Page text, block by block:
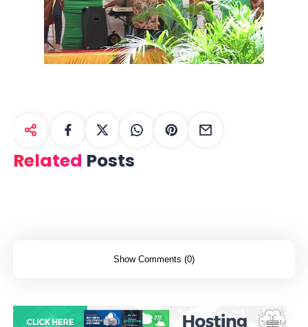
Related Posts
Show Comments (0)